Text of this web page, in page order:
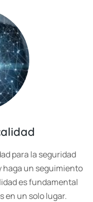
para la seguridad
haga un seguimiento
es fundamental
en un solo lugar.